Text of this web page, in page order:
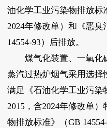
油化学工业污染物排放标
2024年修改单）和《恶
14554-93）后排放。
煤气化装置、一氧化
蒸汽过热炉烟气采用选择
满足《石油化学工业污染
2015，含2024年修改单
物排放标准》（GB